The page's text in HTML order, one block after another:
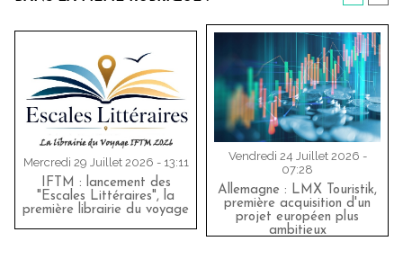
Mercredi 29 Juillet 2026 - 13:11
IFTM : lancement des
"Escales Littéraires", la
première librairie du voyage
Vendredi 24 Juillet 2026 -
07:28
Allemagne : LMX Touristik,
première acquisition d'un
projet européen plus
ambitieux